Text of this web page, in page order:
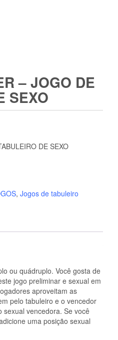
– JOGO DE
SEXO
DE SEXO
, Jogos de tabuleiro
ou quádruplo. Você gosta de
jogo preliminar e sexual em
aproveitam as
pelo tabuleiro e o vencedor
sexual vencedora. Se você
uma posição sexual